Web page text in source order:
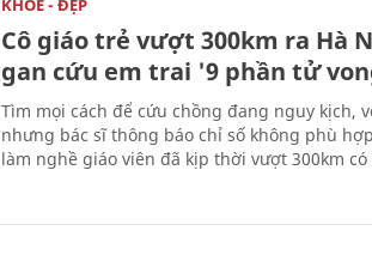
KHỎE - ĐẸP
Cô giáo trẻ vượt 300km ra Hà
gan cứu em trai '9 phần tử
Tìm mọi cách để cứu chồng đang nguy kịch,
nhưng bác sĩ thông báo chỉ số không phù
làm nghề giáo viên đã kịp thời vượt 300km